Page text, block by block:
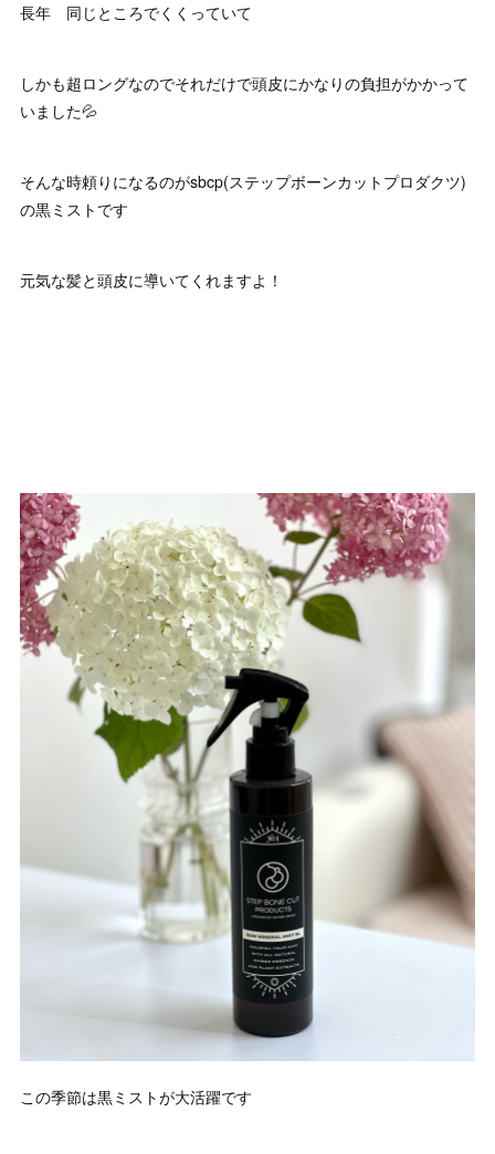
長年 同じところでくくっていて
しかも超ロングなのでそれだけで頭皮にかなりの負担がかかって
いました💦
そんな時頼りになるのがsbcp(ステップボーンカットプロダクツ)
の黒ミストです
元気な髪と頭皮に導いてくれますよ！
この季節は黒ミストが大活躍です